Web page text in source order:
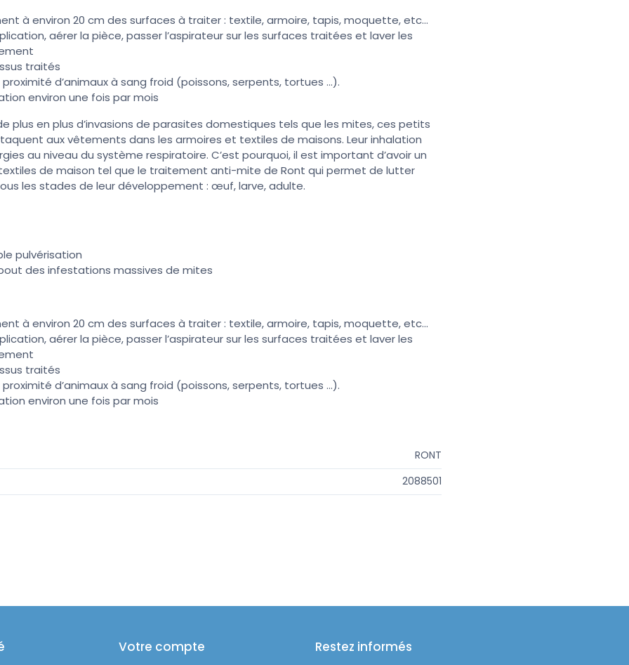
à environ 20 cm des surfaces à traiter : textile, armoire, tapis, moquette, etc...
aérer la pièce, passer l’aspirateur sur les surfaces traitées et laver les
traités
d’animaux à sang froid (poissons, serpents, tortues ...).
environ une fois par mois
plus en plus d’invasions de parasites domestiques tels que les mites, ces petits
aux vêtements dans les armoires et textiles de maisons. Leur inhalation
au niveau du système respiratoire. C’est pourquoi, il est important d’avoir un
de maison tel que le traitement anti-mite de Ront qui permet de lutter
les stades de leur développement : œuf, larve, adulte.
pulvérisation
des infestations massives de mites
à environ 20 cm des surfaces à traiter : textile, armoire, tapis, moquette, etc...
aérer la pièce, passer l’aspirateur sur les surfaces traitées et laver les
traités
d’animaux à sang froid (poissons, serpents, tortues ...).
environ une fois par mois
RONT
2088501
Votre compte Restez informés